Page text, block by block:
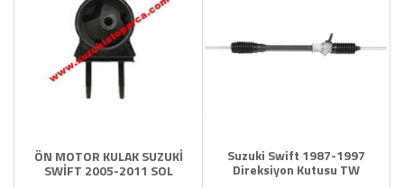
ÖN MOTOR KULAK SUZUKİ
SWİFT 2005-2011 SOL
Suzuki Swift 1987-1997
Direksiyon Kutusu TW